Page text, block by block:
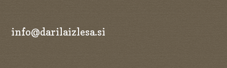
info@darilaizlesa.si